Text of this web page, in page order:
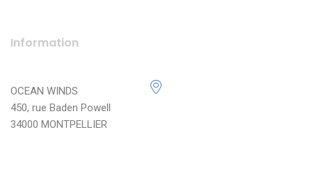
Information
OCEAN WINDS
450, rue Baden Powell
34000 MONTPELLIER